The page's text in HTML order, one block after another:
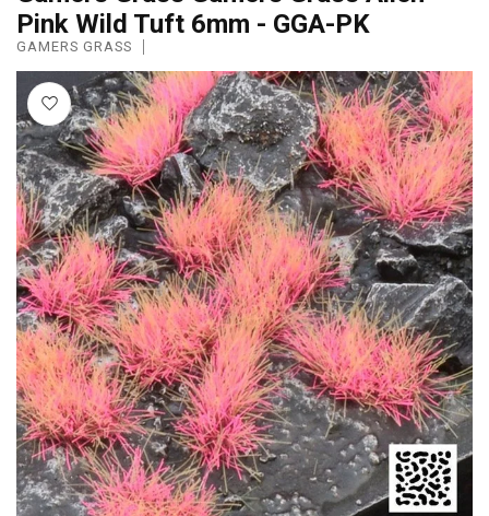
Pink Wild Tuft 6mm - GGA-PK
GAMERS GRASS